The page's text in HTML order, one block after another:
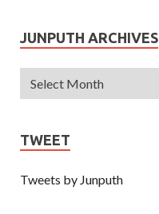
JUNPUTH ARCHIVES
TWEET
Tweets by Junputh